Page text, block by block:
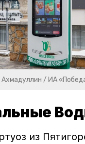
/ ИА
из